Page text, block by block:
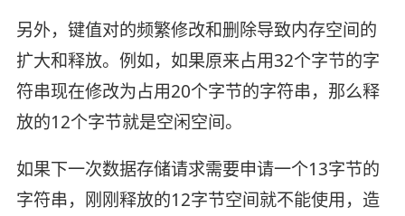
另外，键值对的频繁修改和删除导致内存空间的
扩大和释放。例如，如果原来占用32个字节的字
符串现在修改为占用20个字节的字符串，那么释
放的12个字节就是空闲空间。
如果下一次数据存储请求需要申请一个13字节的
字符串，刚刚释放的12字节空间就不能使用，造